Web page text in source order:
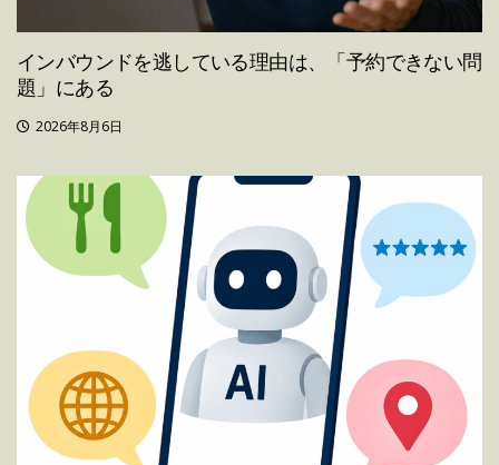
インバウンドを逃している理由は、「予約できない問
題」にある
2026年8月6日